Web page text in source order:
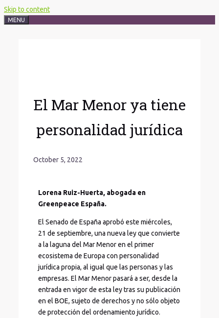
Skip to content
MENU
El Mar Menor ya tiene
personalidad jurídica
October 5, 2022
Lorena Ruiz-Huerta, abogada en
Greenpeace España.
El Senado de España aprobó este miércoles,
21 de septiembre, una nueva ley que convierte
a la laguna del Mar Menor en el primer
ecosistema de Europa con personalidad
jurídica propia, al igual que las personas y las
empresas. El Mar Menor pasará a ser, desde la
entrada en vigor de esta ley tras su publicación
en el BOE, sujeto de derechos y no sólo objeto
de protección del ordenamiento jurídico.